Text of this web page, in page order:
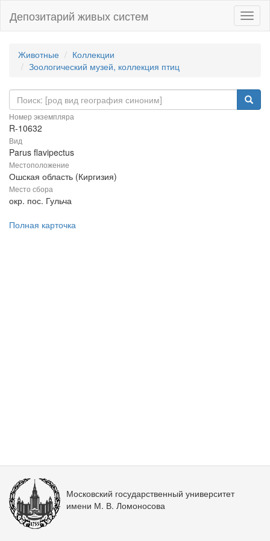
Депозитарий живых систем
Животные
Коллекции
Зоологический музей, коллекция птиц
Номер экземпляра
R-10632
Вид
Parus flavipectus
Местоположение
Ошская область (Киргизия)
Место сбора
окр. пос. Гульча
Полная карточка
Московский государственный университет
имени М. В. Ломоносова